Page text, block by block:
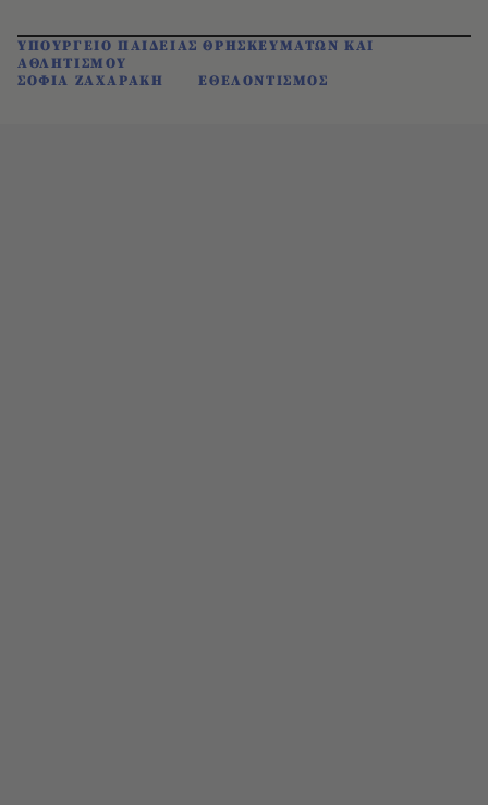
ΥΠΟΥΡΓΕΙΟ ΠΑΙΔΕΙΑΣ ΘΡΗΣΚΕΥΜΑΤΩΝ ΚΑΙ
ΑΘΛΗΤΙΣΜΟΥ
ΣΟΦΙΑ ΖΑΧΑΡΑΚΗ
ΕΘΕΛΟΝΤΙΣΜΟΣ